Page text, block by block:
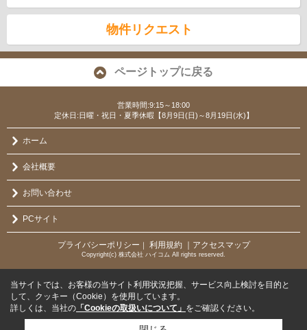
物件リクエスト
ページトップに戻る
営業時間:9:15～18:00
定休日:日曜・祝日・夏季休暇【8月9日(日)～8月19日(水)】
ホーム
会社概要
お問い合わせ
PCサイト
プライバシーポリシー ｜ 利用規約 ｜アクセスマップ
Copyright(c) 株式会社 ハイコム All rights reserved.
当サイトでは、お客様の当サイト利用状況把握、サービス向上検討を目的と
して、クッキー（Cookie）を使用しています。
詳しくは、当社の 「Cookieの取扱いについて」 をご確認ください。